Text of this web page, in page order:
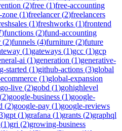
(2)free (1)free-accounting
zone (1)freelancer(2)freelancers
(1)freshworks (1)frontend
)functions (2)fund-accounting
(2)funnels (4)furniture (2)future
(1)gateways (1)gcc (1)gcp
ai (1)generation (1)generative-
started (1)github-actions (3)global
(1)global-expansion
go-live (2)gobd (1)gohighlevel
(2)google-business (1)google-
(2)google-pay (1)google-reviews
)gpt (1)grafana (1)grants (2)graphql
(1)gri (2)growing-business